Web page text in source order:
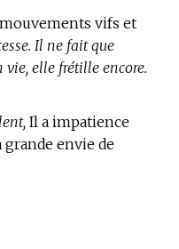
mouvements vifs et
Il ne fait que
vie, elle frétille encore.
Il a impatience
grande envie de